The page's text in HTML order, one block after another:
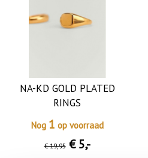
NA-KD GOLD PLATED
RINGS
Nog 1 op voorraad
€ 19,95€ 5,-